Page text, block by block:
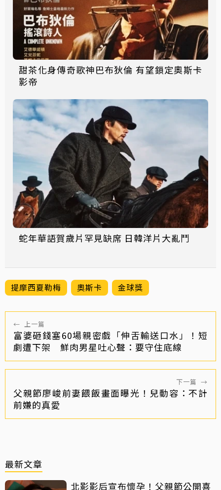
甜茶化身傳奇歌神巴布狄倫 有望鎖定奧斯卡
影帝
蛇年華語賀歲片罕見缺席 日韓洋片大亂鬥
提摩西夏勒梅 奧斯卡 金球獎
← 上一篇
富婆砸錢塞60場親密戲「伸舌輸送口水」！短
劇遭下架 鮮肉男星吐心聲：要守住底線
下一篇 →
父親節廖峻前妻餵飯畫面曝光！兒動容：不計
前嫌的真愛
最新文章
北影影后宣布懷孕！父親節公開喜